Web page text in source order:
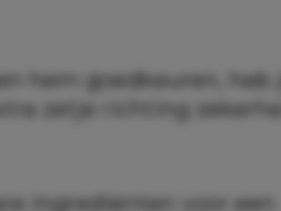
hem goedkeuren, heb
zetje richting
ingrediënten voor een